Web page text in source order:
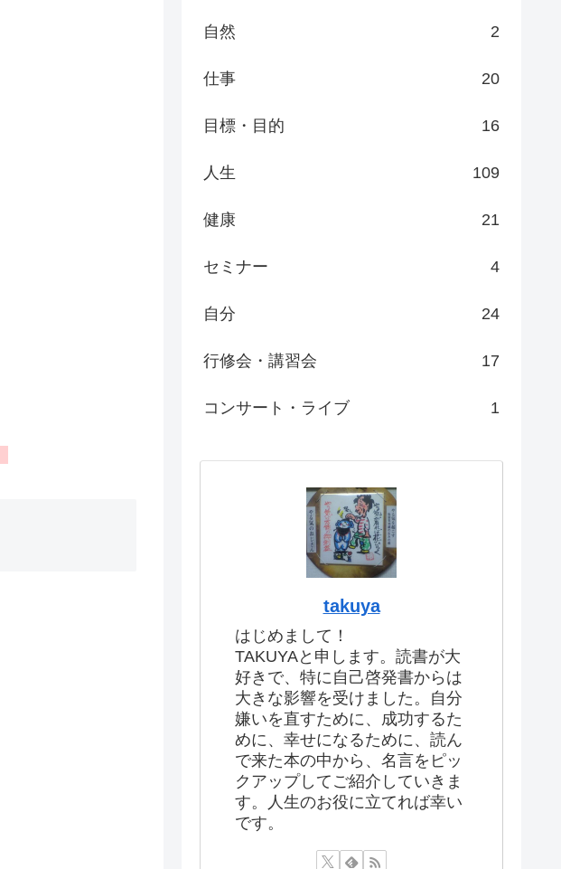
自然 2
仕事 20
目標・目的 16
人生 109
健康 21
セミナー 4
自分 24
行修会・講習会 17
コンサート・ライブ 1
takuya
はじめまして！
TAKUYAと申します。読書が大
好きで、特に自己啓発書からは
大きな影響を受けました。自分
嫌いを直すために、成功するた
めに、幸せになるために、読ん
で来た本の中から、名言をピッ
クアップしてご紹介していきま
す。人生のお役に立てれば幸い
です。